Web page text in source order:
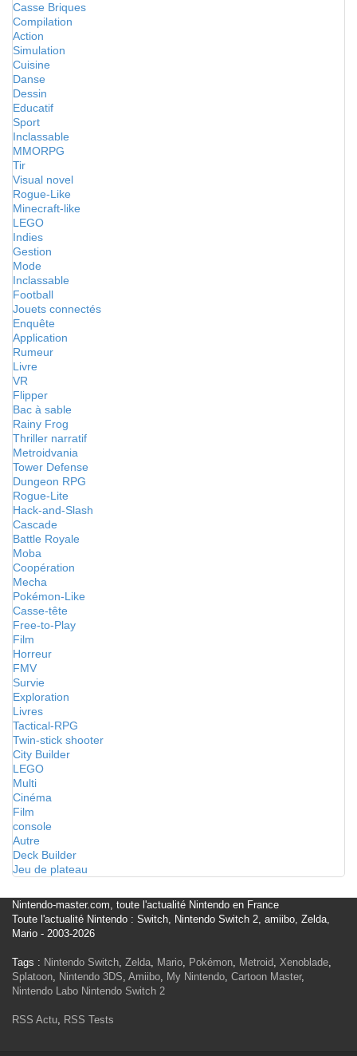
Casse Briques
Compilation
Action
Simulation
Cuisine
Danse
Dessin
Educatif
Sport
Inclassable
MMORPG
Tir
Visual novel
Rogue-Like
Minecraft-like
LEGO
Indies
Gestion
Mode
Inclassable
Football
Jouets connectés
Enquête
Application
Rumeur
Livre
VR
Flipper
Bac à sable
Rainy Frog
Thriller narratif
Metroidvania
Tower Defense
Dungeon RPG
Rogue-Lite
Hack-and-Slash
Cascade
Battle Royale
Moba
Coopération
Mecha
Pokémon-Like
Casse-tête
Free-to-Play
Film
Horreur
FMV
Survie
Exploration
Livres
Tactical-RPG
Twin-stick shooter
City Builder
LEGO
Multi
Cinéma
Film
console
Autre
Deck Builder
Jeu de plateau
Nintendo-master.com, toute l'actualité Nintendo en France
Toute l'actualité Nintendo : Switch, Nintendo Switch 2, amiibo, Zelda,
Mario - 2003-2026
Tags : Nintendo Switch, Zelda, Mario, Pokémon, Metroid, Xenoblade,
Splatoon, Nintendo 3DS, Amiibo, My Nintendo, Cartoon Master,
Nintendo Labo Nintendo Switch 2
RSS Actu, RSS Tests